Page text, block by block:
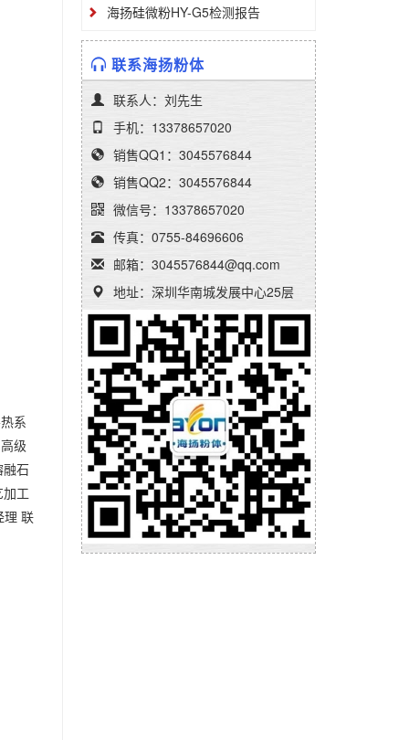
系
级
石
工
理 联
海扬硅微粉HY-G5检测报告
联系海扬粉体
联系人：刘先生
手机：13378657020
销售QQ1：3045576844
销售QQ2：3045576844
微信号：13378657020
传真：0755-84696606
邮箱：3045576844@qq.com
地址：深圳华南城发展中心25层